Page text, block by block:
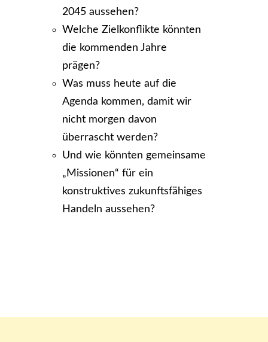
2045 aussehen?
Welche Zielkonflikte könnten
die kommenden Jahre
prägen?
Was muss heute auf die
Agenda kommen, damit wir
nicht morgen davon
überrascht werden?
Und wie könnten gemeinsame
„Missionen“ für ein
konstruktives zukunftsfähiges
Handeln aussehen?